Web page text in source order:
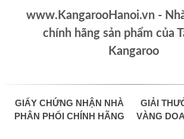
www.KangarooHanoi.vn -
chính hãng sản phẩm của
Kangaroo
GIẤY CHỨNG NHẬN NHÀ
PHÂN PHỐI CHÍNH HÃNG
GIẢI
VÀNG